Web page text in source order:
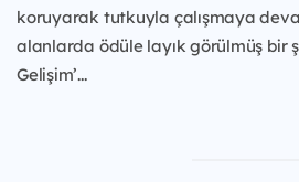
koruyarak tutkuyla çalışmaya
alanlarda ödüle layık görülmüş bir
Gelişim’...